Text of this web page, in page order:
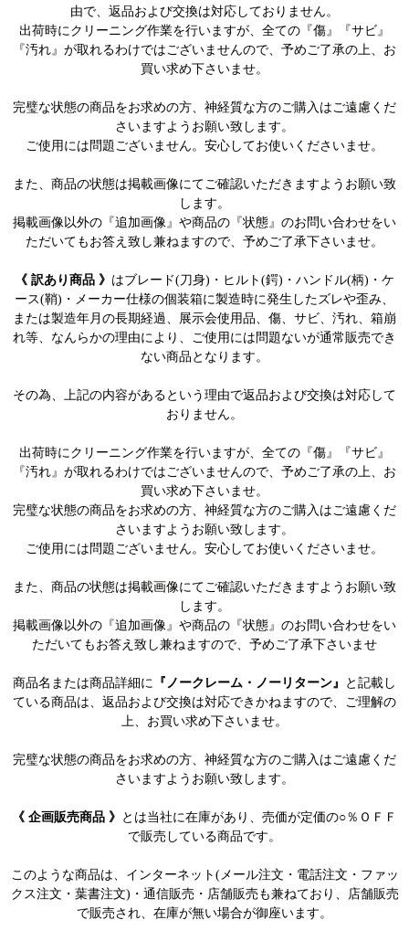
由で、返品および交換は対応しておりません。
出荷時にクリーニング作業を行いますが、全ての『傷』『サビ』
『汚れ』が取れるわけではございませんので、予めご了承の上、お
買い求め下さいませ。
完璧な状態の商品をお求めの方、神経質な方のご購入はご遠慮くだ
さいますようお願い致します。
ご使用には問題ございません。安心してお使いくださいませ。
また、商品の状態は掲載画像にてご確認いただきますようお願い致
します。
掲載画像以外の『追加画像』や商品の『状態』のお問い合わせをい
ただいてもお答え致し兼ねますので、予めご了承下さいませ。
《 訳あり商品 》 はブレード(刀身)・ヒルト(鍔)・ハンドル(柄)・ケ
ース(鞘)・メーカー仕様の個装箱に製造時に発生したズレや歪み、
または製造年月の長期経過、展示会使用品、傷、サビ、汚れ、箱崩
れ等、なんらかの理由により、ご使用には問題ないが通常販売でき
ない商品となります。
その為、上記の内容があるという理由で返品および交換は対応して
おりません。
出荷時にクリーニング作業を行いますが、全ての『傷』『サビ』
『汚れ』が取れるわけではございませんので、予めご了承の上、お
買い求め下さいませ。
完璧な状態の商品をお求めの方、神経質な方のご購入はご遠慮くだ
さいますようお願い致します。
ご使用には問題ございません。安心してお使いくださいませ。
また、商品の状態は掲載画像にてご確認いただきますようお願い致
します。
掲載画像以外の『追加画像』や商品の『状態』のお問い合わせをい
ただいてもお答え致し兼ねますので、予めご了承下さいませ
商品名または商品詳細に 『ノークレーム・ノーリターン』
と記載し
ている商品は、返品および交換は対応できかねますので、ご理解の
上、お買い求め下さいませ。
完璧な状態の商品をお求めの方、神経質な方のご購入はご遠慮くだ
さいますようお願い致します。
《 企画販売商品 》 とは当社に在庫があり、売価が定価の○％ＯＦＦ
で販売している商品です。
このような商品は、インターネット(メール注文・電話注文・ファッ
クス注文・葉書注文)・通信販売・店舗販売も兼ねており、店舗販売
で販売され、在庫が無い場合が御座います。